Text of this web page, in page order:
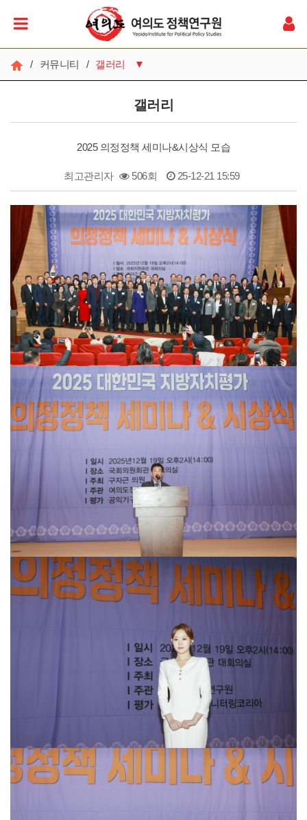
/ 커뮤니티 / 갤러리 ▼
갤러리
영상
자료실
언론보도
소식들
갤러리
2025 의정정책 세미나&시상식 모습
최고관리자 506회 25-12-21 15:59
본문